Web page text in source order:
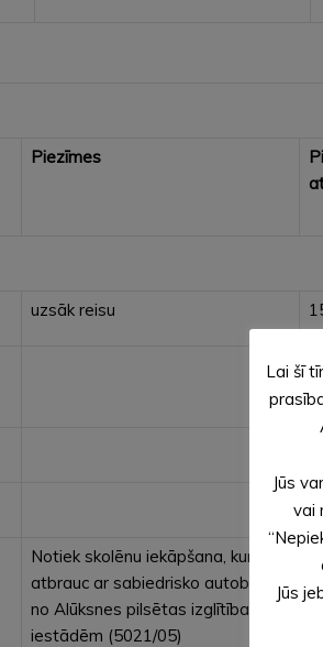
Piezīmes
uzsāk reisu
Notiek skolēnu iekāpšana, kuri
atbrauc ar sabiedrisko autobusu
no Alūksnes pilsētas izglītības
iestādēm (5021/05)
Lai šī
Jūs
vai
Jūs